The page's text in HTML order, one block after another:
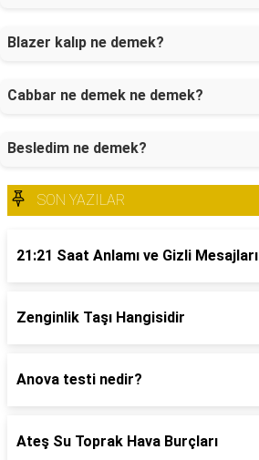
Blazer kalıp ne demek?
Cabbar ne demek ne demek?
Besledim ne demek?
SON YAZILAR
21:21 Saat Anlamı ve Gizli Mesajları
Zenginlik Taşı Hangisidir
Anova testi nedir?
Ateş Su Toprak Hava Burçları